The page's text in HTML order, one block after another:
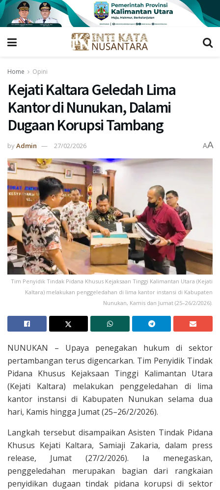
Home Opini
Kejati Kaltara Geledah Lima
Kantor di Nunukan, Dalami
Dugaan Korupsi Tambang
byAdmin 27/02/2026 AA
Tim Penyidik Tindak Pidana Khusus Kejaksaan Tinggi Kalimantan Utara (Kejati
Kaltara) melakukan penggeledahan di lima kantor instansi di Kabupaten
Nunukan, Kamis dan Jumat (25–26/2/2026).
NUNUKAN – Upaya penegakan hukum di sektor
pertambangan terus digencarkan. Tim Penyidik Tindak
Pidana Khusus Kejaksaan Tinggi Kalimantan Utara
(Kejati Kaltara) melakukan penggeledahan di lima
kantor instansi di Kabupaten Nunukan selama dua
hari, Kamis hingga Jumat (25–26/2/2026).
Langkah tersebut disampaikan Asisten Tindak Pidana
Khusus Kejati Kaltara, Samiaji Zakaria, dalam press
release, Jumat (27/2/2026). Ia menegaskan,
penggeledahan merupakan bagian dari rangkaian
penyidikan dugaan tindak pidana korupsi di sektor